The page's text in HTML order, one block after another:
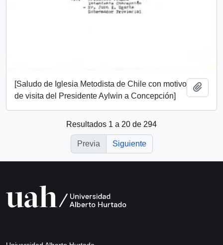
[Saludo de Iglesia Metodista de Chile con motivo
de visita del Presidente Aylwin a Concepción]
Resultados 1 a 20 de 294
Previa Siguiente